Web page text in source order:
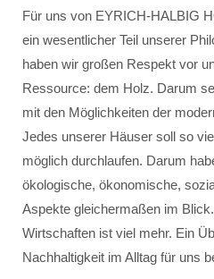
Für uns von EYRICH-HALBIG
ein wesentlicher Teil unserer
haben wir großen Respekt vor
Ressource: dem Holz. Darum
mit den Möglichkeiten der
Jedes unserer Häuser soll so
möglich durchlaufen. Darum
ökologische, ökonomische,
Aspekte gleichermaßen im
Wirtschaften ist viel mehr. Ein
Nachhaltigkeit im Alltag für uns